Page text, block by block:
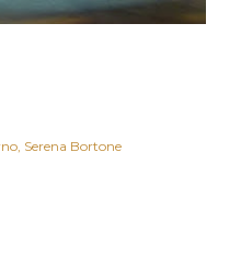
Serena Bortone